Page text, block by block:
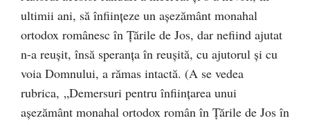
ultimii ani, să înființeze un așezământ monahal
ortodox românesc în Țările de Jos, dar nefiind ajutat
n-a reușit, însă speranța în reușită, cu ajutorul și cu
voia Domnului, a rămas intactă. (A se vedea
rubrica, „Demersuri pentru înființarea unui
așezământ monahal ortodox român în Țările de Jos în